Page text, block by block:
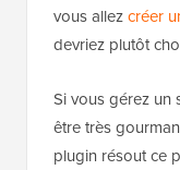
vous allezcréer
devriez plutôt
Si vous gérez un
être très
plugin résout ce